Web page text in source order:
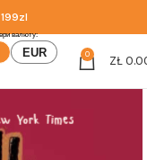
199zl
EUR 0 ZŁ